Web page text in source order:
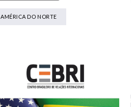
AMÉRICA DO NORTE